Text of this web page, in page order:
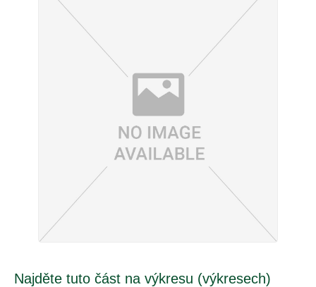
Najděte tuto část na výkresu (výkresech)